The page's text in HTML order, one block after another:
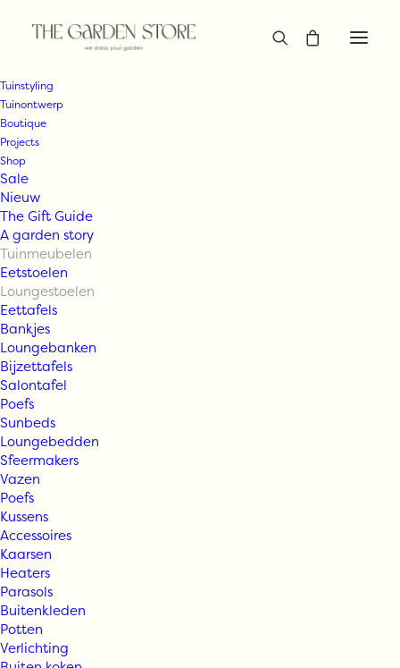
Tuinstyling
Tuinontwerp
Boutique
Projects
Shop
Sale
Nieuw
The Gift Guide
A garden story
Tuinmeubelen
Eetstoelen
Loungestoelen
Eettafels
Bankjes
Loungebanken
Bijzettafels
Salontafel
Poefs
Sunbeds
Loungebedden
Sfeermakers
Vazen
Poefs
Kussens
Accessoires
Kaarsen
Heaters
Parasols
Buitenkleden
Potten
Verlichting